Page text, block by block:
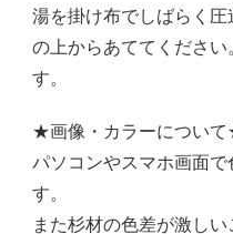
湯を掛け布でしばらく
の上からあててくださ
す。
★画像・カラーについ
パソコンやスマホ画面
す。
また杉材の色差が激し